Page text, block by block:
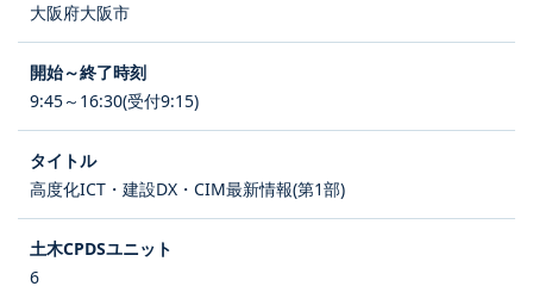
大阪府大阪市
9:45～16:30(受付9:15)
高度化ICT・建設DX・CIM最新情報(第1部)
6